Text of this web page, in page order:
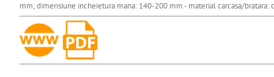
mm; dimensiune incheietura mana: 140-200 mm - material carcasa/